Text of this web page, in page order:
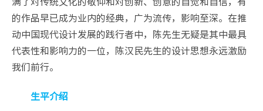
的作品早已成为业内的经典，广为流传，影响至深。在推
动中国现代设计发展的践行者中，陈先生无疑是其中最具
代表性和影响力的一位，陈汉民先生的设计思想永远激励
我们前行。
生平介绍